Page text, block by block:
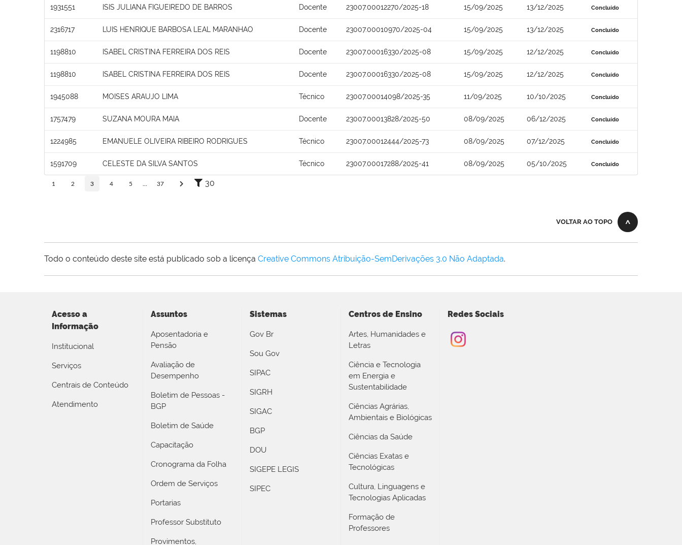
1931551 ISIS JULIANA FIGUEIREDO DE BARROS Docente 23007.00012270/2025-18 15/09/2025 13/12/2025 Concluído
2316717 LUIS HENRIQUE BARBOSA LEAL MARANHAO Docente 23007.00010970/2025-04 15/09/2025 13/12/2025 Concluído
1198810 ISABEL CRISTINA FERREIRA DOS REIS Docente 23007.00016330/2025-08 15/09/2025 12/12/2025 Concluído
1198810 ISABEL CRISTINA FERREIRA DOS REIS Docente 23007.00016330/2025-08 15/09/2025 12/12/2025 Concluído
1945088 MOISES ARAUJO LIMA Técnico 23007.00014098/2025-35 11/09/2025 10/10/2025 Concluído
1757479 SUZANA MOURA MAIA Docente 23007.00013828/2025-50 08/09/2025 06/12/2025 Concluído
1224985 EMANUELE OLIVEIRA RIBEIRO RODRIGUES Técnico 23007.00012444/2025-73 08/09/2025 07/12/2025 Concluído
1591709 CELESTE DA SILVA SANTOS Técnico 23007.00017288/2025-41 08/09/2025 05/10/2025 Concluído
1 2 3 4 5 37 30
VOLTAR AO TOPO
Todo o conteúdo deste site está publicado sob a licença Creative Commons Atribuição-SemDerivações 3.0 Não Adaptada.
Acesso a
Informação
Institucional
Serviços
Centrais de Conteúdo
Atendimento
Assuntos
Aposentadoria e
Pensão
Avaliação de
Desempenho
Boletim de Pessoas -
BGP
Boletim de Saúde
Capacitação
Cronograma da Folha
Ordem de Serviços
Portarias
Professor Substituto
Provimentos,
Sistemas
Gov Br
Sou Gov
SIPAC
SIGRH
SIGAC
BGP
DOU
SIGEPE LEGIS
SIPEC
Centros de Ensino
Artes, Humanidades e
Letras
Ciência e Tecnologia
em Energia e
Sustentabilidade
Ciências Agrárias,
Ambientais e Biológicas
Ciências da Saúde
Ciências Exatas e
Tecnológicas
Cultura, Linguagens e
Tecnologias Aplicadas
Formação de
Professores
Redes Sociais